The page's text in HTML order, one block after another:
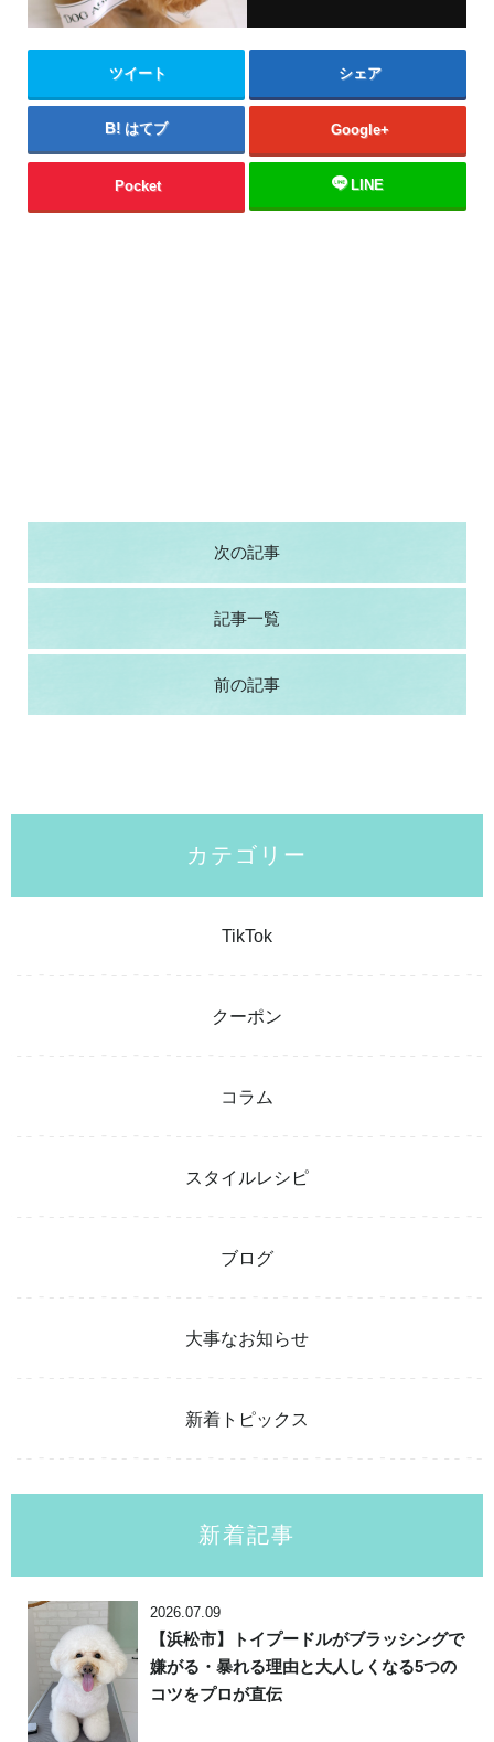
ツイート シェア
はてブ Google+
Pocket LINE
次の記事
記事一覧
前の記事
カテゴリー
TikTok
クーポン
コラム
スタイルレシピ
ブログ
大事なお知らせ
新着トピックス
新着記事
2026.07.09
【浜松市】トイプードルがブラッシングで
嫌がる・暴れる理由と大人しくなる5つの
コツをプロが直伝